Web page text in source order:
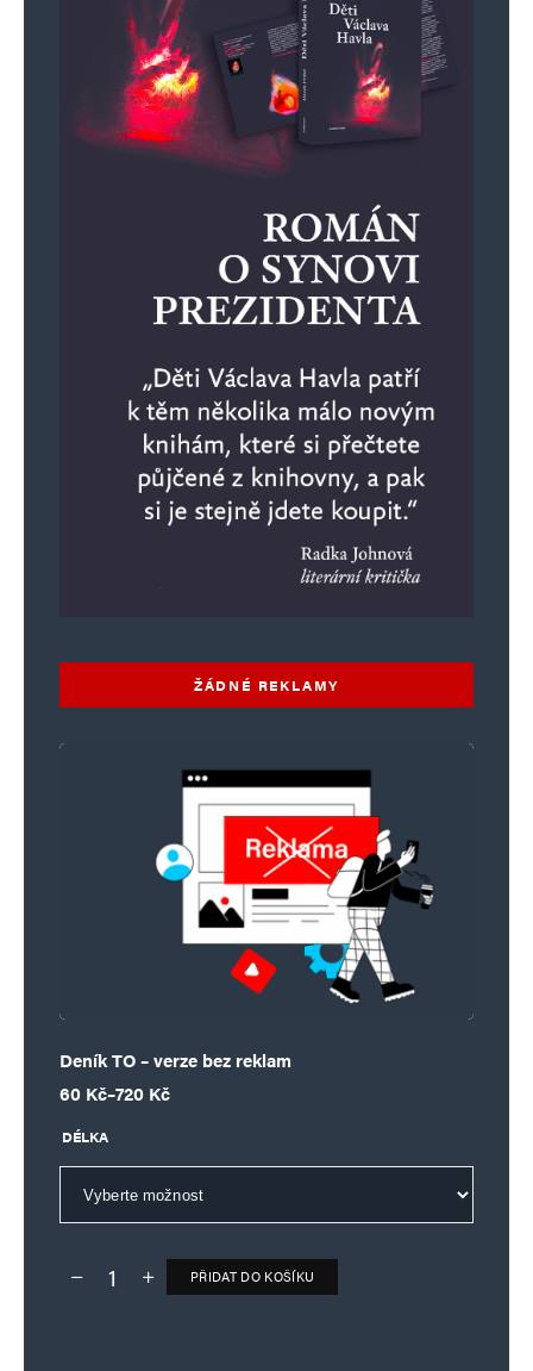
ŽÁDNÉ REKLAMY
Deník TO – verze bez reklam
60 Kč–720 Kč
Rozpětí cen: 60 Kč až 720 Kč
DÉLKA
Deník TO – verze bez reklam množství
PŘIDAT DO KOŠÍKU